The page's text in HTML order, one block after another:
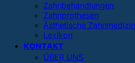
Zahnbehandlungen
Zahnprothesen
Ästhetische Zahnmedizin
Lexikon
KONTAKT
ÜBER UNS